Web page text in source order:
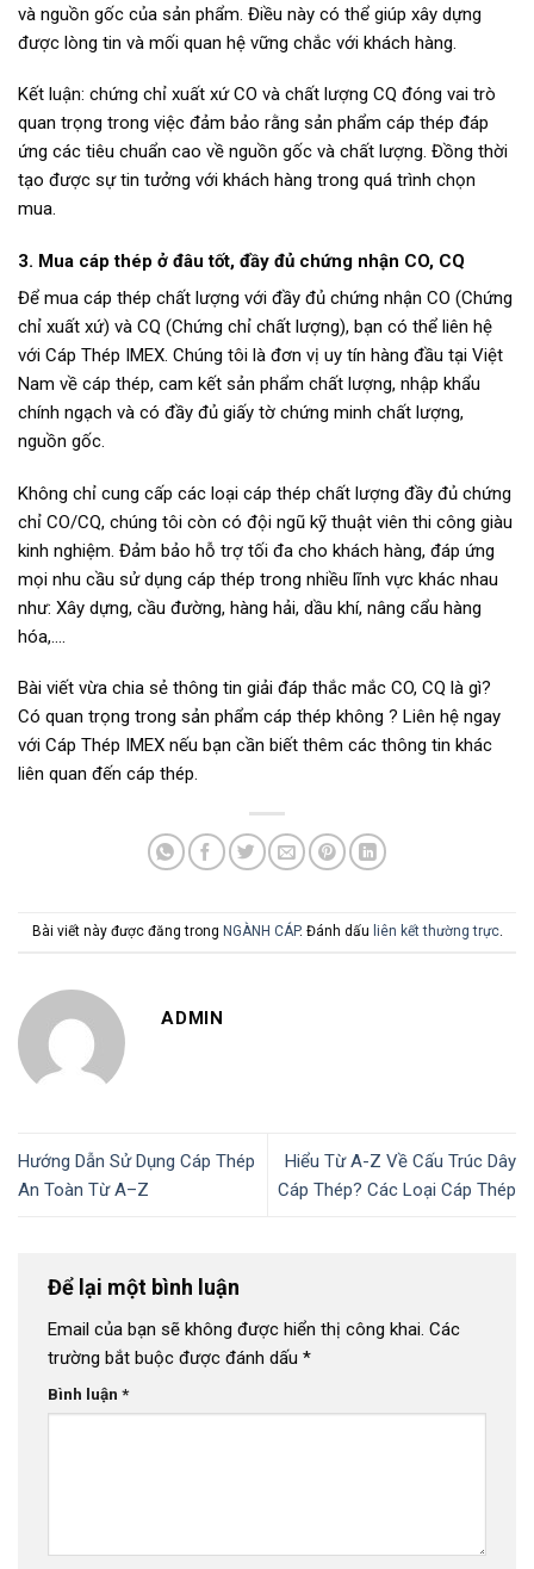
và nguồn gốc của sản phẩm. Điều này có thể giúp xây dựng
được lòng tin và mối quan hệ vững chắc với khách hàng.
Kết luận: chứng chỉ xuất xứ CO và chất lượng CQ đóng vai trò
quan trọng trong việc đảm bảo rằng sản phẩm cáp thép đáp
ứng các tiêu chuẩn cao về nguồn gốc và chất lượng. Đồng thời
tạo được sự tin tưởng với khách hàng trong quá trình chọn
mua.
3. Mua cáp thép ở đâu tốt, đầy đủ chứng nhận CO, CQ
Để mua cáp thép chất lượng với đầy đủ chứng nhận CO (Chứng
chỉ xuất xứ) và CQ (Chứng chỉ chất lượng), bạn có thể liên hệ
với Cáp Thép IMEX. Chúng tôi là đơn vị uy tín hàng đầu tại Việt
Nam về cáp thép, cam kết sản phẩm chất lượng, nhập khẩu
chính ngạch và có đầy đủ giấy tờ chứng minh chất lượng,
nguồn gốc.
Không chỉ cung cấp các loại cáp thép chất lượng đầy đủ chứng
chỉ CO/CQ, chúng tôi còn có đội ngũ kỹ thuật viên thi công giàu
kinh nghiệm. Đảm bảo hỗ trợ tối đa cho khách hàng, đáp ứng
mọi nhu cầu sử dụng cáp thép trong nhiều lĩnh vực khác nhau
như: Xây dựng, cầu đường, hàng hải, dầu khí, nâng cẩu hàng
hóa,….
Bài viết vừa chia sẻ thông tin giải đáp thắc mắc CO, CQ là gì?
Có quan trọng trong sản phẩm cáp thép không ? Liên hệ ngay
với Cáp Thép IMEX nếu bạn cần biết thêm các thông tin khác
liên quan đến cáp thép.
Bài viết này được đăng trong NGÀNH CÁP. Đánh dấu liên kết thường trực.
ADMIN
Hướng Dẫn Sử Dụng Cáp Thép
An Toàn Từ A–Z
Hiểu Từ A-Z Về Cấu Trúc Dây
Cáp Thép? Các Loại Cáp Thép
Để lại một bình luận
Email của bạn sẽ không được hiển thị công khai. Các
trường bắt buộc được đánh dấu *
Bình luận *